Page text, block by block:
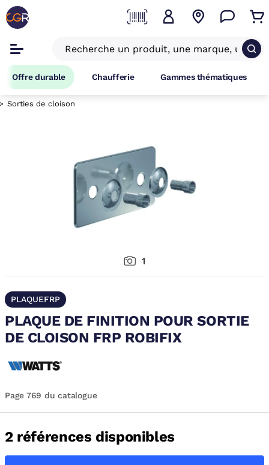
Offre durable Chaufferie Gammes thématiques
Sorties de cloison
1
PLAQUEFRP
PLAQUE DE FINITION POUR SORTIE
DE CLOISON FRP ROBIFIX
Page 769 du catalogue
2 références disponibles